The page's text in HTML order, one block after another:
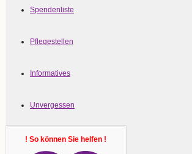
Spendenliste
Pflegestellen
Informatives
Unvergessen
! So können Sie helfen !